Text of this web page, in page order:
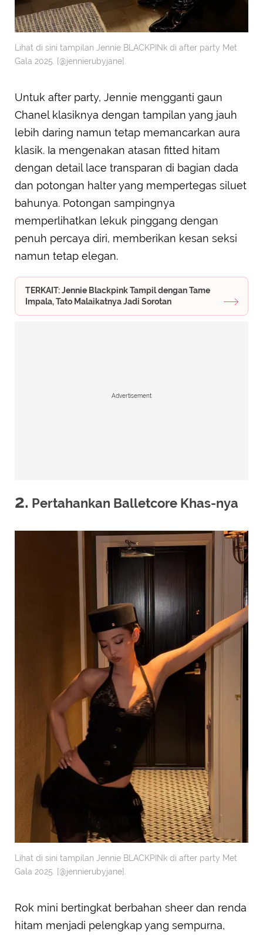
Lihat di sini tampilan Jennie BLACKPINk di after party Met
Gala 2025. [@jennierubyjane].
Untuk after party, Jennie mengganti gaun
Chanel klasiknya dengan tampilan yang jauh
lebih daring namun tetap memancarkan aura
klasik. Ia mengenakan atasan fitted hitam
dengan detail lace transparan di bagian dada
dan potongan halter yang mempertegas siluet
bahunya. Potongan sampingnya
memperlihatkan lekuk pinggang dengan
penuh percaya diri, memberikan kesan seksi
namun tetap elegan.
TERKAIT: Jennie Blackpink Tampil dengan Tame
Impala, Tato Malaikatnya Jadi Sorotan
Advertisement
2. Pertahankan Balletcore Khas-nya
Lihat di sini tampilan Jennie BLACKPINk di after party Met
Gala 2025. [@jennierubyjane].
Rok mini bertingkat berbahan sheer dan renda
hitam menjadi pelengkap yang sempurna,